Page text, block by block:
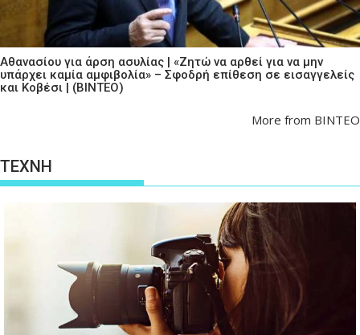
Αθανασίου για άρση ασυλίας | «Ζητώ να αρθεί για να μην
υπάρχει καμία αμφιβολία» – Σφοδρή επίθεση σε εισαγγελείς
και Κοβέσι | (ΒΙΝΤΕΟ)
More from ΒΙΝΤΕΟ
ΤΕΧΝΗ